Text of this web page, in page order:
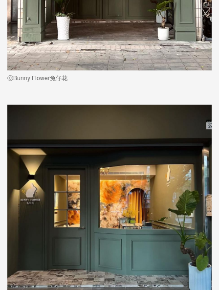
ⓒBunny Flower兔仔花